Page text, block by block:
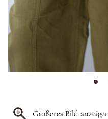
Größeres Bild